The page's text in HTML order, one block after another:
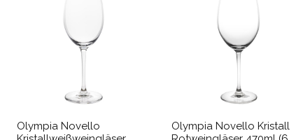
Olympia Novello
Olympia Novello Kristall